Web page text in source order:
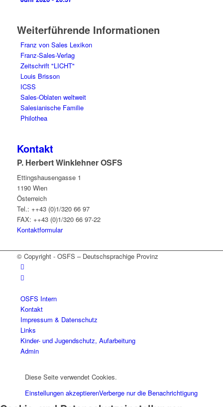
Weiterführende Informationen
Franz von Sales Lexikon
Franz-Sales-Verlag
Zeitschrift "LICHT"
Louis Brisson
ICSS
Sales-Oblaten weltweit
Salesianische Familie
Philothea
Kontakt
P. Herbert Winklehner OSFS
Ettingshausengasse 1
1190 Wien
Österreich
Tel.: ++43 (0)1/320 66 97
FAX: ++43 (0)1/320 66 97-22
Kontaktformular
© Copyright - OSFS – Deutschsprachige Provinz
OSFS Intern
Kontakt
Impressum & Datenschutz
Links
Kinder- und Jugendschutz, Aufarbeitung
Admin
Diese Seite verwendet Cookies.
Einstellungen akzeptierenVerberge nur die Benachrichtigung